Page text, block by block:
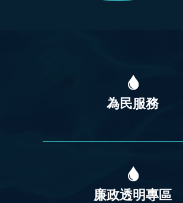
為民服務
廉政透明專區